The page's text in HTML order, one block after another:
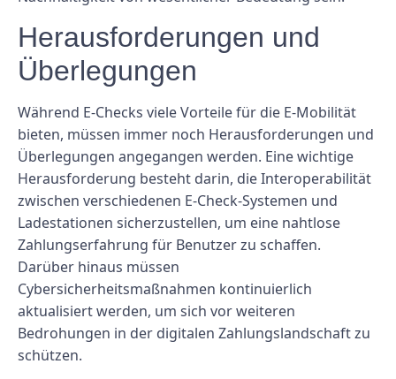
Herausforderungen und
Überlegungen
Während E-Checks viele Vorteile für die E-Mobilität
bieten, müssen immer noch Herausforderungen und
Überlegungen angegangen werden. Eine wichtige
Herausforderung besteht darin, die Interoperabilität
zwischen verschiedenen E-Check-Systemen und
Ladestationen sicherzustellen, um eine nahtlose
Zahlungserfahrung für Benutzer zu schaffen.
Darüber hinaus müssen
Cybersicherheitsmaßnahmen kontinuierlich
aktualisiert werden, um sich vor weiteren
Bedrohungen in der digitalen Zahlungslandschaft zu
schützen.